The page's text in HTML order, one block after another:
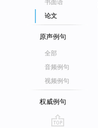
书面语
论文
原声例句
全部
音频例句
视频例句
权威例句